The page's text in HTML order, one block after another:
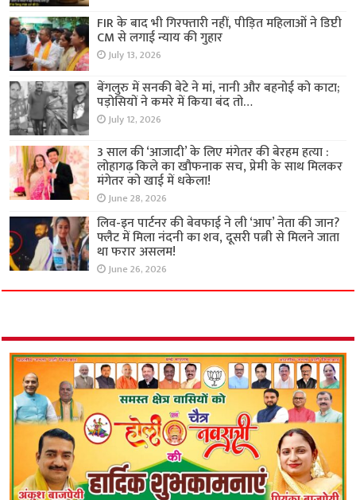
FIR के बाद भी गिरफ्तारी नहीं, पीड़ित महिलाओं ने डिप्टी
CM से लगाई न्याय की गुहार
July 13, 2026
बेंगलुरु में सनकी बेटे ने मां, नानी और बहनोई को काटा;
पड़ोसियों ने कमरे में किया बंद तो…
July 12, 2026
3 साल की ‘आजादी’ के लिए मंगेतर की बेरहम हत्या :
लोहागढ़ किले का खौफनाक सच, प्रेमी के साथ मिलकर
मंगेतर को खाई में धकेला!
June 28, 2026
लिव-इन पार्टनर की बेवफाई ने ली ‘आप’ नेता की जान?
फ्लैट में मिला नंदनी का शव, दूसरी पत्नी से मिलने जाता
था फरार असलम!
June 26, 2026